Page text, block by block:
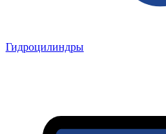
Гидроцилиндры